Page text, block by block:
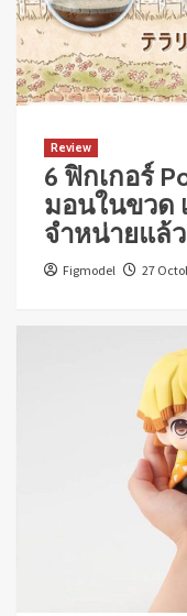
Review
6 ฟิกเกอร์
มอนในขวด
จำหน่ายแล้ว
Figmodel 27